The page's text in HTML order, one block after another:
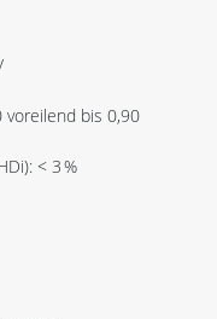
voreilend bis 0,90
< 3 %